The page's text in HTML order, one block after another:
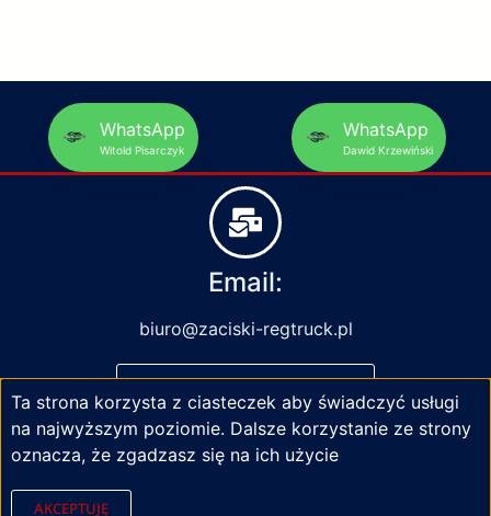
WhatsApp
Witold Pisarczyk
WhatsApp
Dawid Krzewiński
Email:
biuro@zaciski-regtruck.pl
NAPISZ DO NAS
Ta strona korzysta z ciasteczek aby świadczyć usługi
na najwyższym poziomie. Dalsze korzystanie ze strony
oznacza, że zgadzasz się na ich użycie
AKCEPTUJĘ